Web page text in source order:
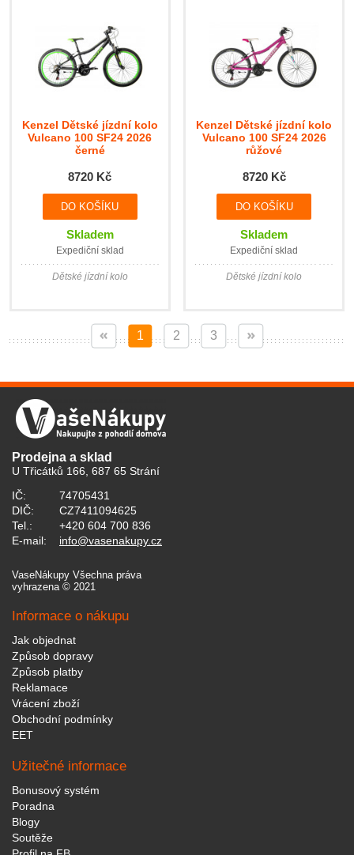
Kenzel Dětské jízdní kolo
Vulcano 100 SF24 2026
černé
8720 Kč
Skladem
Expediční sklad
Dětské jízdní kolo
Kenzel Dětské jízdní kolo
Vulcano 100 SF24 2026
růžové
8720 Kč
Skladem
Expediční sklad
Dětské jízdní kolo
1 2 3
Prodejna a sklad
U Třicátků 166, 687 65 Strání
IČ:
74705431
DIČ:
CZ7411094625
Tel.:
+420 604 700 836
E-mail:
info@vasenakupy.cz
VaseNákupy Všechna práva
vyhrazena © 2021
Informace o nákupu
Jak objednat
Způsob dopravy
Způsob platby
Reklamace
Vrácení zboží
Obchodní podmínky
EET
Užitečné informace
Bonusový systém
Poradna
Blogy
Soutěže